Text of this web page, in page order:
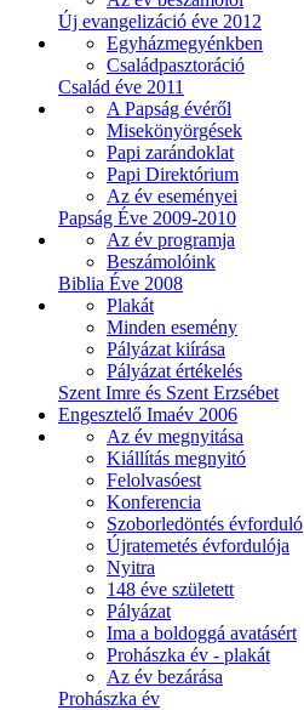
Új evangelizáció éve 2012
Egyházmegyénkben
Családpasztoráció
Család éve 2011
A Papság évéről
Misekönyörgések
Papi zarándoklat
Papi Direktórium
Az év eseményei
Papság Éve 2009-2010
Az év programja
Beszámolóink
Biblia Éve 2008
Plakát
Minden esemény
Pályázat kiírása
Pályázat értékelés
Szent Imre és Szent Erzsébet
Engesztelő Imaév 2006
Az év megnyitása
Kiállítás megnyitó
Felolvasóest
Konferencia
Szoborledöntés évforduló
Újratemetés évfordulója
Nyitra
148 éve született
Pályázat
Ima a boldoggá avatásért
Prohászka év - plakát
Az év bezárása
Prohászka év